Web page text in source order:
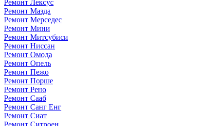
Ремонт Лексус
Ремонт Мазда
Ремонт Мерседес
Ремонт Мини
Ремонт Митсубиси
Ремонт Ниссан
Ремонт Омода
Ремонт Опель
Ремонт Пежо
Ремонт Порше
Ремонт Рено
Ремонт Сааб
Ремонт Санг Енг
Ремонт Сиат
Ремонт Ситроен